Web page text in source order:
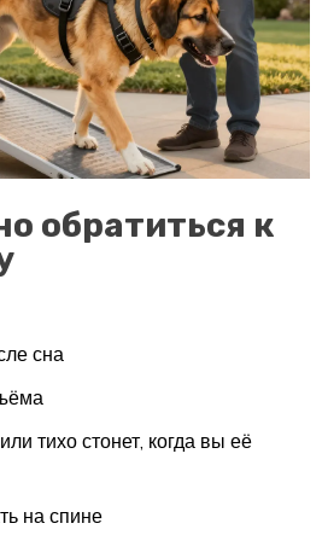
обратиться к
сна
тихо стонет, когда вы её
на спине